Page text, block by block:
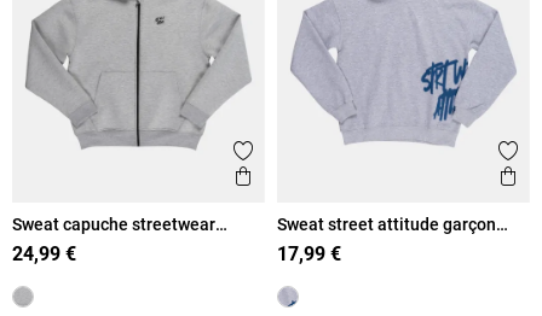
Ajouter aux favoris
Aperçu rapide
Sweat capuche streetwear
garçon (XXS-M)
24,99 €
Sweat street attitude garçon
(XXS-M)
17,99 €